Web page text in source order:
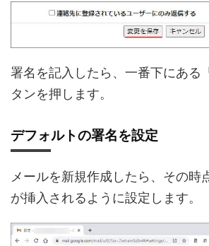
署名を記入したら、一番下にある
タンを押します。
デフォルトの署名を設定
メールを新規作成したら、その時
が挿入されるように設定します。